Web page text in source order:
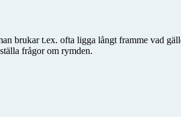
brukar t.ex. ofta ligga långt framme vad
frågor om rymden.